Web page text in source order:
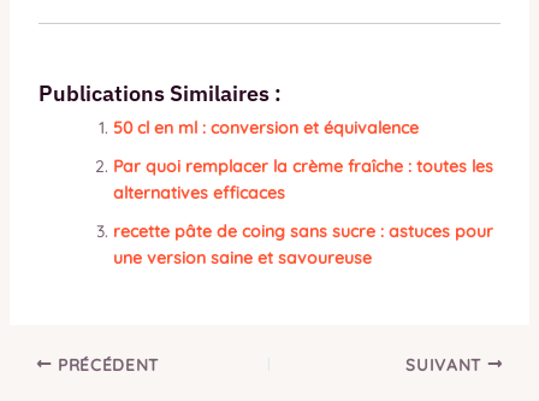
Publications Similaires :
50 cl en ml : conversion et équivalence
Par quoi remplacer la crème fraîche : toutes les
alternatives efficaces
recette pâte de coing sans sucre : astuces pour
une version saine et savoureuse
PRÉCÉDENT SUIVANT